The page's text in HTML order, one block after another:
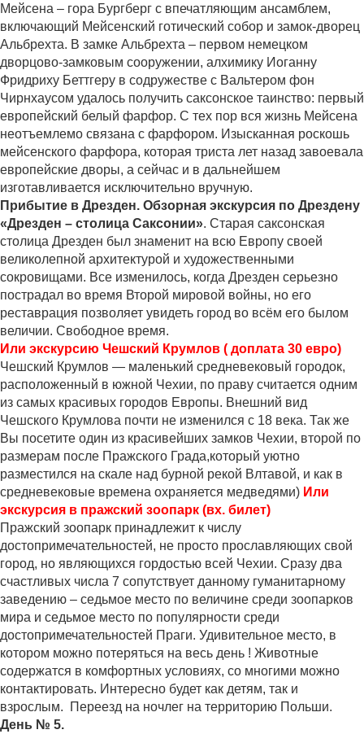
Мейсена – гора Бургберг с впечатляющим ансамблем,
включающий Мейсенский готический собор и замок-дворец
Альбрехта. В замке Альбрехта – первом немецком
дворцово-замковым сооружении, алхимику Иоганну
Фридриху Беттгеру в содружестве с Вальтером фон
Чирнхаусом удалось получить саксонское таинство: первый
европейский белый фарфор. С тех пор вся жизнь Мейсена
неотъемлемо связана с фарфором. Изысканная роскошь
мейсенского фарфора, которая триста лет назад завоевала
европейские дворы, а сейчас и в дальнейшем
изготавливается исключительно вручную.
Прибытие в Дрезден. Обзорная экскурсия по Дрездену
«Дрезден – столица Саксонии». Старая саксонская
столица Дрезден был знаменит на всю Европу своей
великолепной архитектурой и художественными
сокровищами. Все изменилось, когда Дрезден серьезно
пострадал во время Второй мировой войны, но его
реставрация позволяет увидеть город во всём его былом
величии. Свободное время.
Или экскурсию Чешский Крумлов ( доплата 30 евро)
Чешский Крумлов — маленький средневековый городок,
расположенный в южной Чехии, по праву считается одним
из самых красивых городов Европы. Внешний вид
Чешского Крумлова почти не изменился с 18 века. Так же
Вы посетите один из красивейших замков Чехии, второй по
размерам после Пражского Града,который уютно
разместился на скале над бурной рекой Влтавой, и как в
средневековые времена охраняется медведями) Или
экскурсия в пражский зоопарк (вх. билет)
Пражский зоопарк принадлежит к числу
достопримечательностей, не просто прославляющих свой
город, но являющихся гордостью всей Чехии. Сразу два
счастливых числа 7 сопутствует данному гуманитарному
заведению – седьмое место по величине среди зоопарков
мира и седьмое место по популярности среди
достопримечательностей Праги. Удивительное место, в
котором можно потеряться на весь день ! Животные
содержатся в комфортных условиях, со многими можно
контактировать. Интересно будет как детям, так и
взрослым. Переезд на ночлег на территорию Польши.
День № 5.